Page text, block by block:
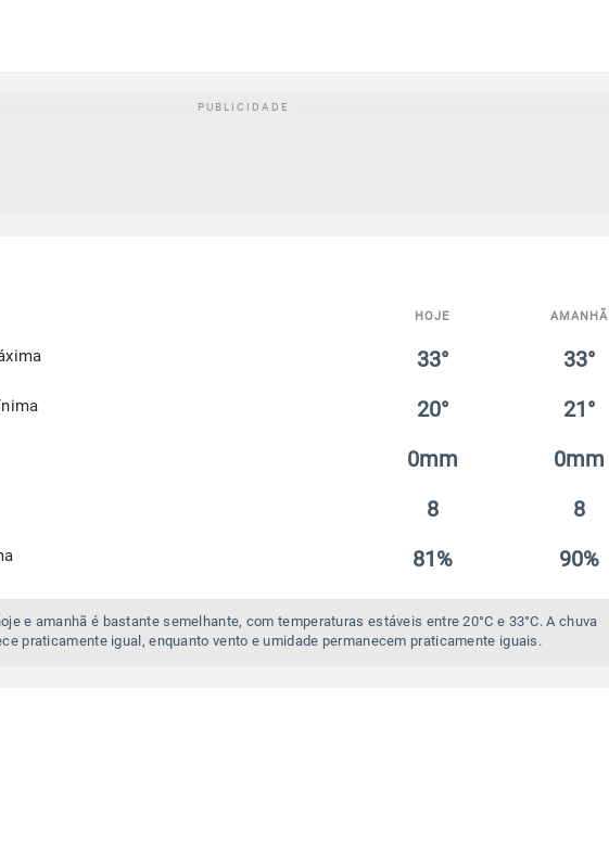
HOJE AMANHÃ
33° 33°
20° 21°
0mm 0mm
8 8
81% 90%
e amanhã é bastante semelhante, com temperaturas estáveis entre 20°C e 33°C. A chuva
praticamente igual, enquanto vento e umidade permanecem praticamente iguais.